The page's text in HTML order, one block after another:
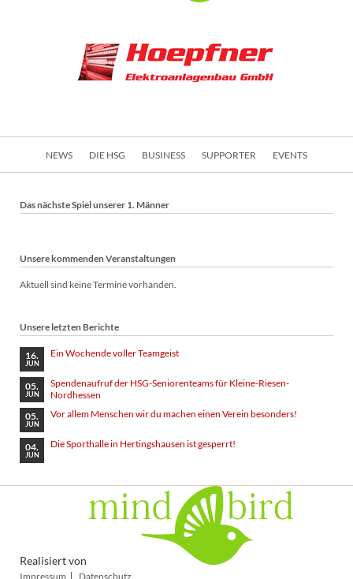
NEWS DIE HSG BUSINESS SUPPORTER EVENTS
Das nächste Spiel unserer 1. Männer
Unsere kommenden Veranstaltungen
Aktuell sind keine Termine vorhanden.
Unsere letzten Berichte
16.
JUN
Ein Wochende voller Teamgeist
05.
JUN
Spendenaufruf der HSG-Seniorenteams für Kleine-Riesen-
Nordhessen
05.
JUN
Vor allem Menschen wir du machen einen Verein besonders!
04.
JUN
Die Sporthalle in Hertingshausen ist gesperrt!
Realisiert von
Navigation
Impressum Datenschutz